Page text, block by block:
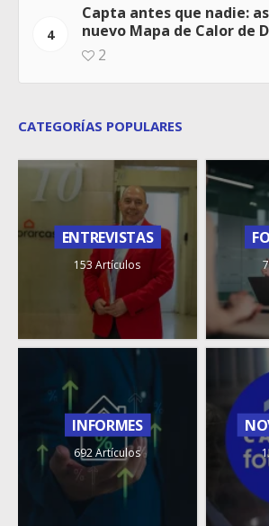
4
Capta antes que nadie:
nuevo Mapa de Calor de
2
CATEGORÍAS POPULARES
ENTREVISTAS
153 Artículos
INFORMES
692 Artículos